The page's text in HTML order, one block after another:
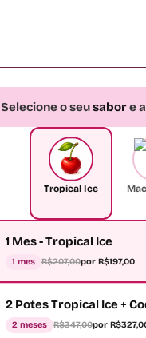
Selecione o seusabore a
Tropical Ice
1 Mes - Tropical Ice
1 mes R$207,00por R$197,00
2 Potes Tropical Ice +
2 meses R$347,00por